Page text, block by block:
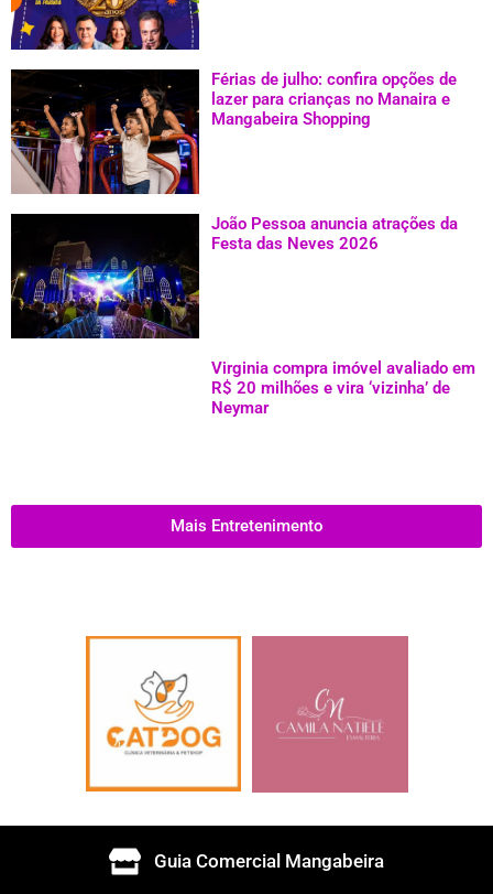
Férias de julho: confira opções de
lazer para crianças no Manaira e
Mangabeira Shopping
João Pessoa anuncia atrações da
Festa das Neves 2026
Virginia compra imóvel avaliado em
R$ 20 milhões e vira ‘vizinha’ de
Neymar
Mais Entretenimento
Guia Comercial Mangabeira